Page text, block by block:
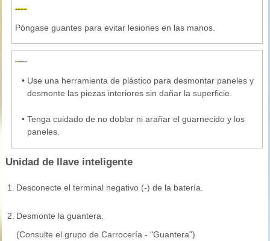
Póngase guantes para evitar lesiones en las manos.
• Use una herramienta de plástico para desmontar paneles y
desmonte las piezas interiores sin dañar la superficie.
• Tenga cuidado de no doblar ni arañar el guarnecido y los
paneles.
Unidad de llave inteligente
1. Desconecte el terminal negativo (-) de la batería.
2. Desmonte la guantera.
(Consulte el grupo de Carrocería - "Guantera")